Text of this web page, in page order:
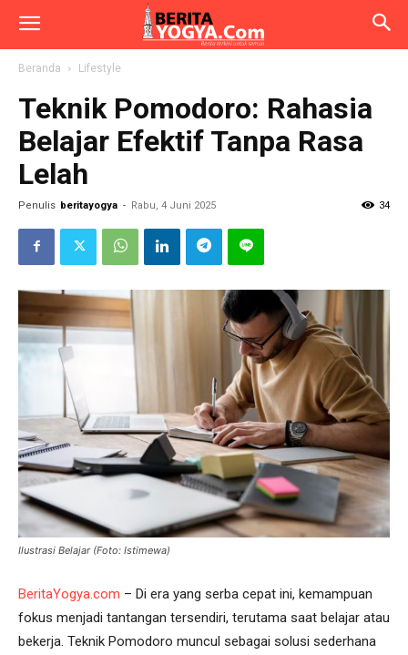
Beranda Lifestyle
Teknik Pomodoro: Rahasia
Belajar Efektif Tanpa Rasa
Lelah
Penulis beritayogya - Rabu, 4 Juni 2025 34
Ilustrasi Belajar (Foto: Istimewa)
BeritaYogya.com – Di era yang serba cepat ini, kemampuan
fokus menjadi tantangan tersendiri, terutama saat belajar atau
bekerja. Teknik Pomodoro muncul sebagai solusi sederhana